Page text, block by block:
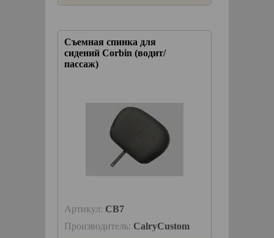
Съемная спинка для
сидений Corbin (водит/
пассаж)
Артикул: CB7
Производитель: CalryCustom